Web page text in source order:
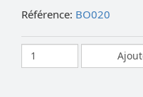
Référence: BO020